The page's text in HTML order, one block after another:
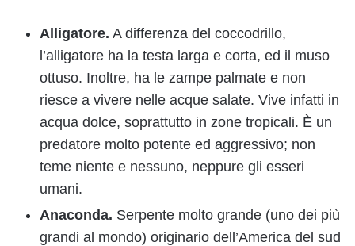
Alligatore. A differenza del coccodrillo,
l’alligatore ha la testa larga e corta, ed il muso
ottuso. Inoltre, ha le zampe palmate e non
riesce a vivere nelle acque salate. Vive infatti in
acqua dolce, soprattutto in zone tropicali. È un
predatore molto potente ed aggressivo; non
teme niente e nessuno, neppure gli esseri
umani.
Anaconda. Serpente molto grande (uno dei più
grandi al mondo) originario dell’America del sud